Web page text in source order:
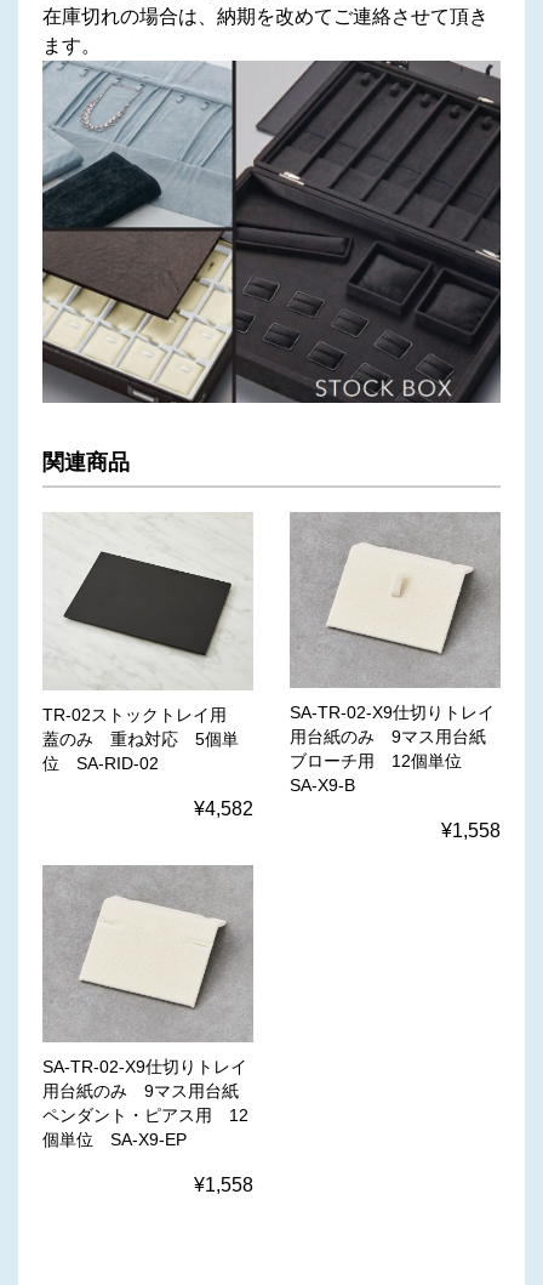
在庫切れの場合は、納期を改めてご連絡させて頂き
ます。
関連商品
TR-02ストックトレイ用
蓋のみ 重ね対応 5個単
位 SA-RID-02
¥4,582
SA-TR-02-X9仕切りトレイ
用台紙のみ 9マス用台紙
ブローチ用 12個単位
SA-X9-B
¥1,558
SA-TR-02-X9仕切りトレイ
用台紙のみ 9マス用台紙
ペンダント・ピアス用 12
個単位 SA-X9-EP
¥1,558